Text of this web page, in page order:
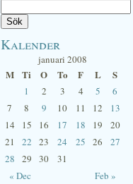
Kalender
januari 2008
M Ti O To F L S
« Dec Feb »
1 2 3 4 5
6
7
8 9 10 11 12
13
14
15 16 17 18 19
20
21
22 23 24 25 26
27
28
29 30 31